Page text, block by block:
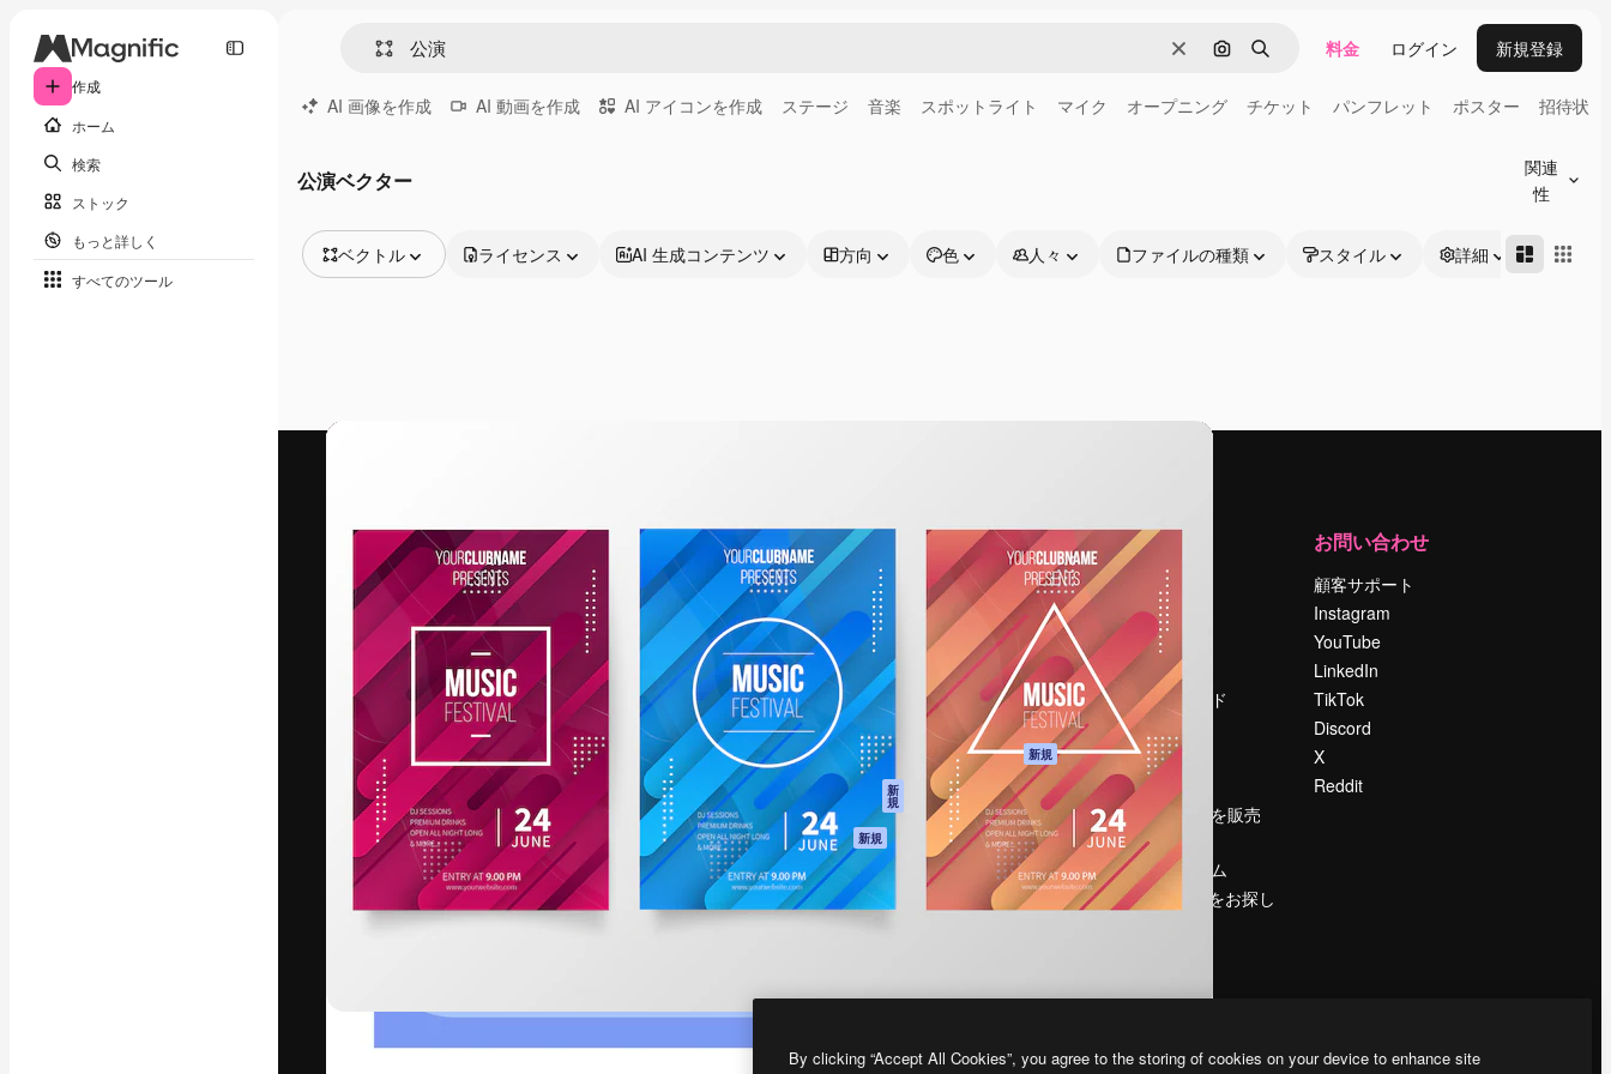
作成
ホーム
検索
ストック
もっと詳しく
すべてのツール
消去 画像で検索
検索 料金 ログイン 新規登録
AI 画像を作成 AI 動画を作成 AI アイコンを作成 ステージ 音楽 スポットライト マイク オープニング チケット パンフレット ポスター 招待状
公演ベクター
関連
性
ベクトル
動画
3D モデル
ライセンス AI 生成コンテンツ 方向 色 人々 ファイルの種類 スタイル 詳細
最高のクリエイティブ制作を導くためのプラ
ットフォーム。クリエイター、企業、代理
店、スタジオを含む100万人以上が利用して
います。
日本語
製品
Spaces
AI アシスタント
AI 画像生成ツール
AI 動画生成ツール
AI 音声合成ツール
ストックコンテン
ツ
Claude/ChatGPT
向けMCP
新
規
エージェント 新規
API
モバイルアプリ
すべてのMagnificツ
はじめに
Academy
ドキュメント
サポート
利用規約
プライバシーポリ
シー
オリジナル 新規
クッキーポリシー
トラストセンター
アフィリエイト
法人向け
運営
会社概要
Reviews
採用情報
検索トレンド
ブログ
イベント
Slidesgo
コンテンツを販売
する
プレスルーム
magnific.aiをお探し
お問い合わせ
顧客サポート
Instagram
YouTube
LinkedIn
TikTok
Discord
X
Reddit
Copyright © 2010-2026Freepik Company S.L.U.無断複写・転載を禁じます
By clicking “Accept All Cookies”, you agree to the storing of cookies on your device to enhance site